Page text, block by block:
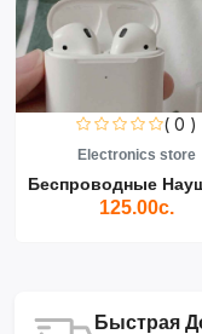
( 0 )
Electronics store
125.00с.
Быстрая